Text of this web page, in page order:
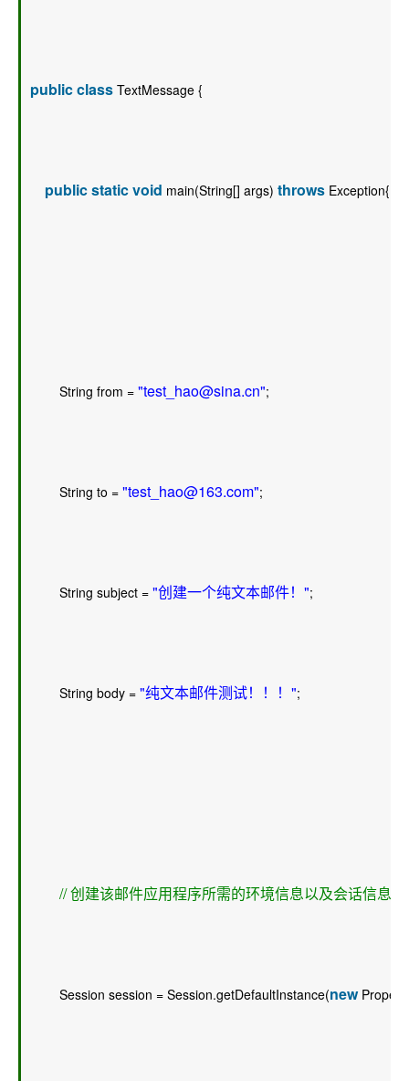
publicclass TextMessage {
publicstaticvoid main(String[] args) throws Exception{
String from = "test_hao@sina.cn";
String to = "test_hao@163.com";
String subject = "创建一个纯文本邮件！";
String body = "纯文本邮件测试！！！";
// 创建该邮件应用程序所需的环境信息以及会话信息
Session session = Session.getDefaultInstance(new